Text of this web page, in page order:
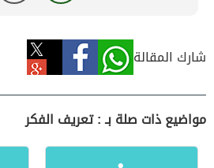
شارك المقالة
مواضيع ذات صلة بـ : تعريف الفكر